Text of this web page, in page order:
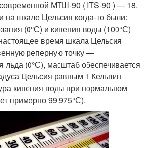
современной МТШ-90 ( ITS-90 ) — 18.
на шкале Цельсия когда-то были:
(0°С) и кипения воды (100°С)
время шкала Цельсия
реперную точку —
льда (0°С), масштаб обеспечивается
Цельсия равным 1 Кельвин
кипения воды при нормальном
примерно 99,975°С).